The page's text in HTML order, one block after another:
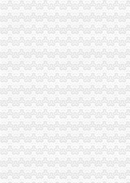
监察室支部激励纪检监察干部争当“
外资处支部召开民主生活会扎实推
市重庆代办公司局外资处制定工作
巫溪局完善“三个机制”重庆代办公
开县局“四个一”重庆营业执照注销
云局重庆营业执照注销四轮驱动力
北碚区出台三条新政大力加商标品牌
江北区区长何贵对江北局重庆税务
九龙坡局重庆分公司注销采取三项
丰都局创新“五学”重庆代办公司模
南川区区长谭家玲对南川局重庆税
荣昌工商市重庆营业执照注销政联
黔江局重庆税务注销三项措施加红盾
合川区新增6件重庆市重庆分公司注
酉局大力实施“商标兴县、品牌兴农